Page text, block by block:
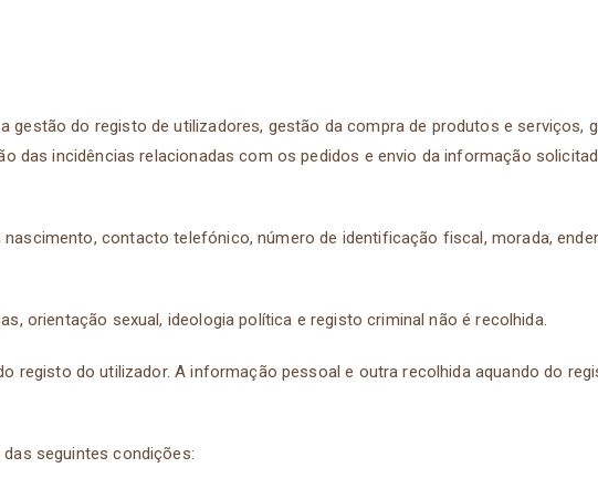
gestão do registo de utilizadores, gestão da compra de produtos e serviços,
das incidências relacionadas com os pedidos e envio da informação
contacto telefónico, número de identificação fiscal, morada,
orientação sexual, ideologia política e registo criminal não é recolhida.
registo do utilizador. A informação pessoal e outra recolhida aquando do
seguintes condições: